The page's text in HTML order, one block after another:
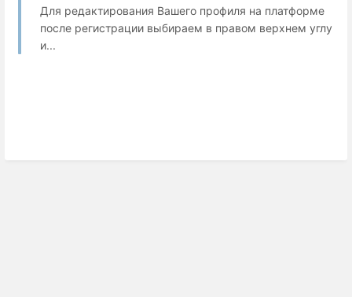
Для редактирования Вашего профиля на платформе
после регистрации выбираем в правом верхнем углу
и...